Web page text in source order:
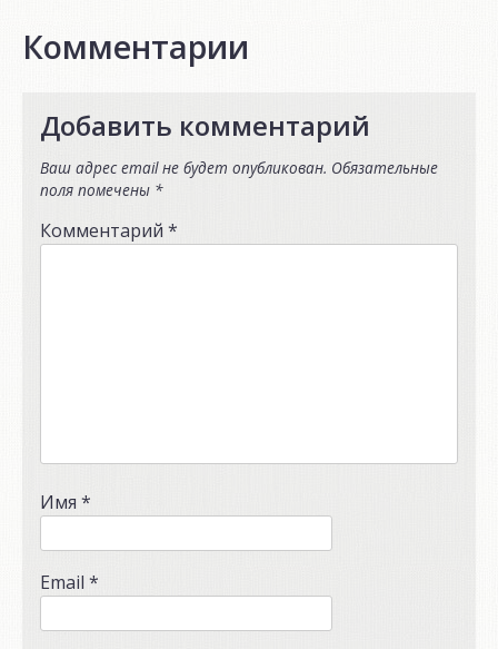
Комментарии
Добавить комментарий
Ваш адрес email не будет опубликован. Обязательные
поля помечены *
Комментарий *
Имя *
Email *